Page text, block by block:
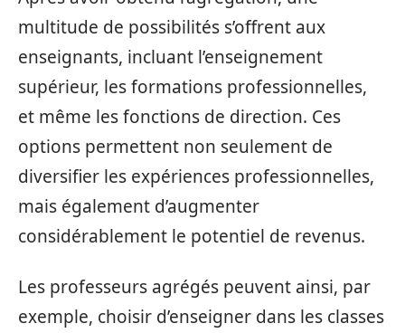
multitude de possibilités s’offrent aux
enseignants, incluant l’enseignement
supérieur, les formations professionnelles,
et même les fonctions de direction. Ces
options permettent non seulement de
diversifier les expériences professionnelles,
mais également d’augmenter
considérablement le potentiel de revenus.
Les professeurs agrégés peuvent ainsi, par
exemple, choisir d’enseigner dans les classes